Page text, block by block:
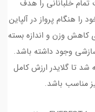
خلبانانی را هدف
هنگام پرواز در آلپاین
کاهش وزن و اندازه بسته
سازشی وجود داشته باشد.
شد تا گلایدر ارزش کامل
مناسب باشد.